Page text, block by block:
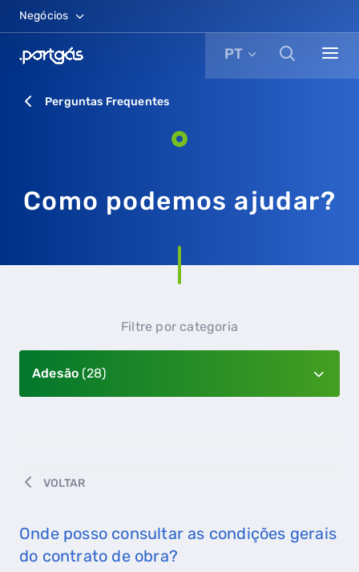
Negócios
PT
Perguntas Frequentes
Como podemos ajudar?
Adesão (28)
Filtre por categoria
VOLTAR
Onde posso consultar as condições gerais
do contrato de obra?